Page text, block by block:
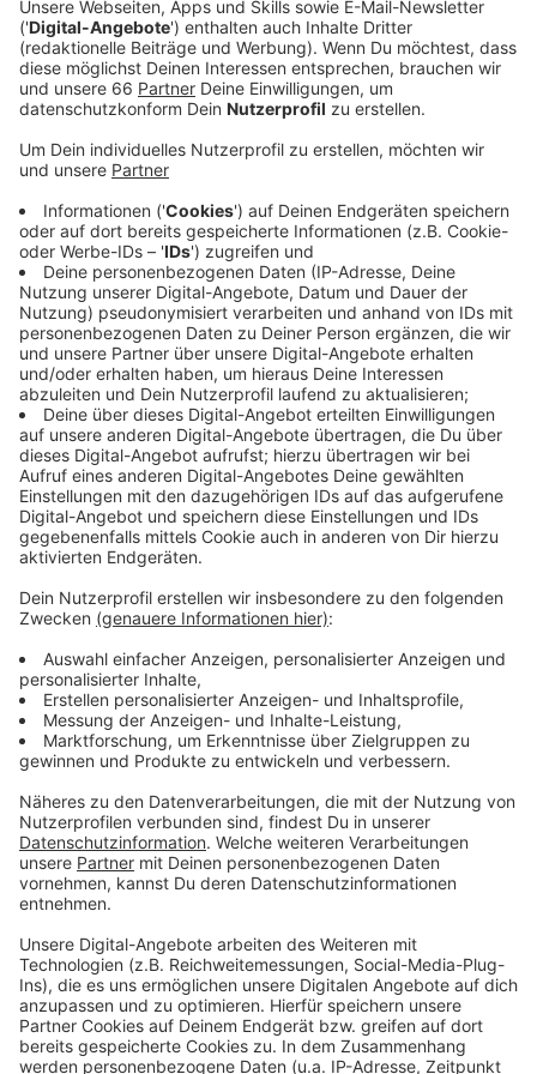
Veröffentlicht:Montag, 26.08.2024 05:45
Anzeige
Dabei wird zum ersten Mal in Düsseldorf
das Fahrradfahren attraktiver zu machen. Außerdem
soll für mehr Sicherheit gesorgt werden. Wegen den
Bauarbeiten ist der Autoverkehr vollgesperrt, für den
Lieferverkehr ist die Zufahrt von Ost nach West
freigegeben. Die Arbeiten sollen voraussichtlich
Anfang 2025 fertig sein. Nach dem Umbau soll der
Abschnitt auch deutlich grüner sein. Die Stadt pflanzt
Beispiel mehrere Bäume, platziert Sitzbänke und
erneuert die öffentliche Beleuchtung. Für Autos fällt
im Vergleich zu jetzt eine Spur weg. Die Arbeiten
sollen voraussichtlich Anfang des kommenden Jahres
fertig sein.
Anzeige
Weitere Infos und Links zum Thema:
Anzeige
So haben wir am Freitag (23. August 2024) über
den Umbau berichtet
So haben wir über die Entscheidung des
Stadtrates berichtet
Zwei Fahrradstraßen für Düsseldorf
Anzeige